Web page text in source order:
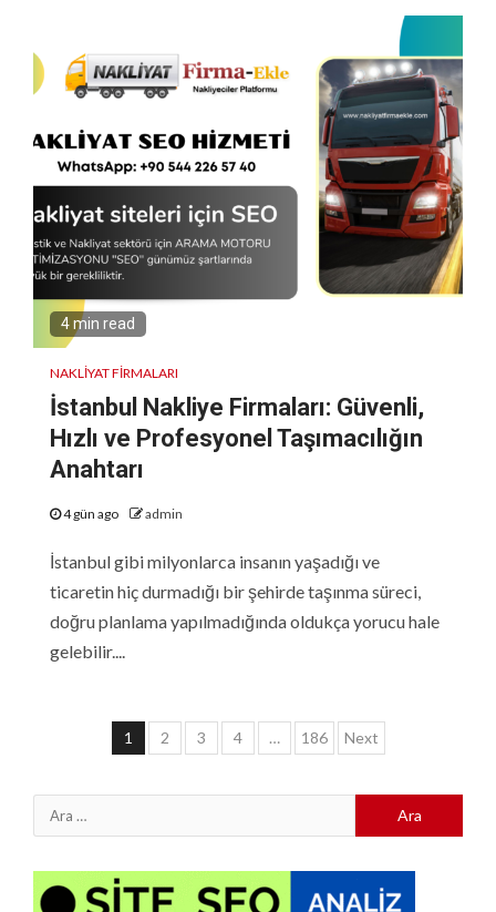
4 min read
NAKLIYAT FIRMALARI
İstanbul Nakliye Firmaları: Güvenli,
Hızlı ve Profesyonel Taşımacılığın
Anahtarı
4 gün ago admin
İstanbul gibi milyonlarca insanın yaşadığı ve
ticaretin hiç durmadığı bir şehirde taşınma süreci,
doğru planlama yapılmadığında oldukça yorucu hale
gelebilir....
Yazı
1 2 3 4 … 186 Next
Arama: